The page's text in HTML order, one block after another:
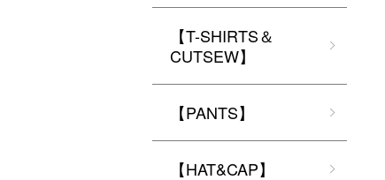
【T-SHIRTS＆
CUTSEW】
【PANTS】
【HAT&CAP】